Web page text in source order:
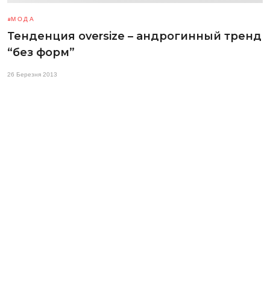
МОДА
Тенденция oversize – андрогинный тренд
“без форм”
26 Березня 2013